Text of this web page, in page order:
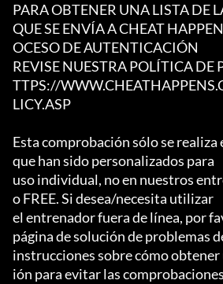
PARA OBTENER UNA LISTA DE
QUE SE ENVÍA A CHEAT
OCESO DE AUTENTICACIÓN
REVISE NUESTRA POLÍTICA DE
TTPS://
LICY.ASP
Esta comprobación sólo se
que han sido personalizados para
uso individual, no en nuestros
o FREE. Si desea/necesita utilizar
el entrenador fuera de línea, por
página de solución de problemas
instrucciones sobre cómo obtener
ión para evitar las